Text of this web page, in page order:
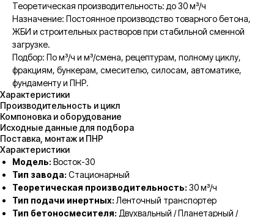
Теоретическая производительность: до 30 м³/ч
Назначение: Постоянное производство товарного бетона,
ЖБИ и строительных растворов при стабильной сменной
загрузке.
Подбор: По м³/ч и м³/смена, рецептурам, полному циклу,
фракциям, бункерам, смесителю, силосам, автоматике,
фундаменту и ПНР.
Характеристики
Производительность и цикл
Компоновка и оборудование
Исходные данные для подбора
Поставка, монтаж и ПНР
Характеристики
Модель: Восток-30
Тип завода: Стационарный
Теоретическая производительность: 30 м³/ч
Тип подачи инертных: Ленточный транспортер
Тип бетоносмесителя: Двухвальный / Планетарный /